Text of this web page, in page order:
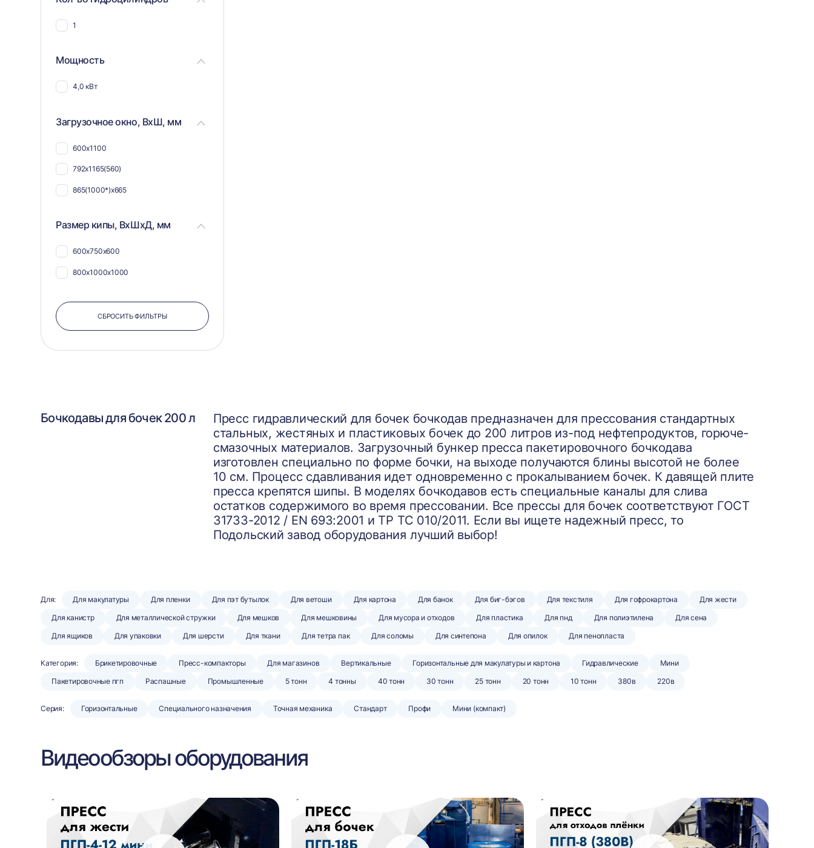
1
Мощность
4,0 кВт
Загрузочное окно, ВхШ, мм
600х1100
792х1165(560)
865(1000*)x665
Размер кипы, ВхШхД, мм
600х750х600
800х1000x1000
СБРОСИТЬ ФИЛЬТРЫ
Бочкодавы для бочек 200 л
Пресс гидравлический для бочек бочкодав предназначен для прессования стандартных
стальных, жестяных и пластиковых бочек до 200 литров из-под нефтепродуктов, горюче-
смазочных материалов. Загрузочный бункер пресса пакетировочного бочкодава
изготовлен специально по форме бочки, на выходе получаются блины высотой не более
10 см. Процесс сдавливания идет одновременно с прокалыванием бочек. К давящей плите
пресса крепятся шипы. В моделях бочкодавов есть специальные каналы для слива
остатков содержимого во время прессовании. Все прессы для бочек соответствуют ГОСТ
31733-2012 / EN 693:2001 и ТР ТС 010/2011. Если вы ищете надежный пресс, то
Подольский завод оборудования лучший выбор!
Для: Для макулатуры Для пленки Для пэт бутылок Для ветоши Для картона Для банок Для биг-бэгов Для текстиля Для гофрокартона
Для жести
Для канистр
Для металлической стружки Для мешков Для мешковины Для мусора и отходов Для пластика Для пнд Для полиэтилена
Для сена
Для ящиков
Для упаковки Для шерсти Для ткани Для тетра пак Для соломы Для синтепона Для опилок Для пенопласта
Категория: Брикетировочные Пресс-компакторы Для магазинов Вертикальные Горизонтальные для макулатуры и картона Гидравлические
Мини
Пакетировочные пгп
Распашные Промышленные 5 тонн 4 тонны 40 тонн 30 тонн 25 тонн 20 тонн 10 тонн 380в 220в
Серия: Горизонтальные Специального назначения Точная механика Стандарт Профи Мини (компакт)
Видеообзоры оборудования